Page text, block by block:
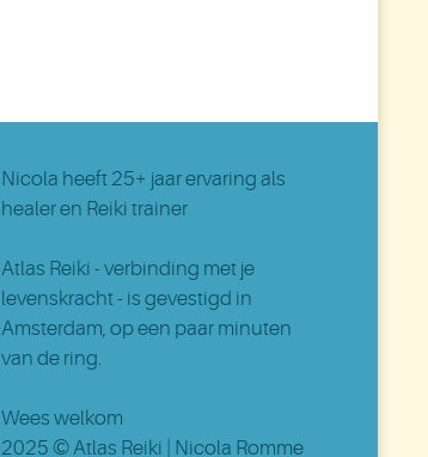
Nicola heeft 25+ jaar ervaring als
healer en Reiki trainer
Atlas Reiki - verbinding met je
levenskracht - is gevestigd in
Amsterdam, op een paar minuten
van de ring.
Wees welkom
2025 ©Atlas Reiki | Nicola Romme